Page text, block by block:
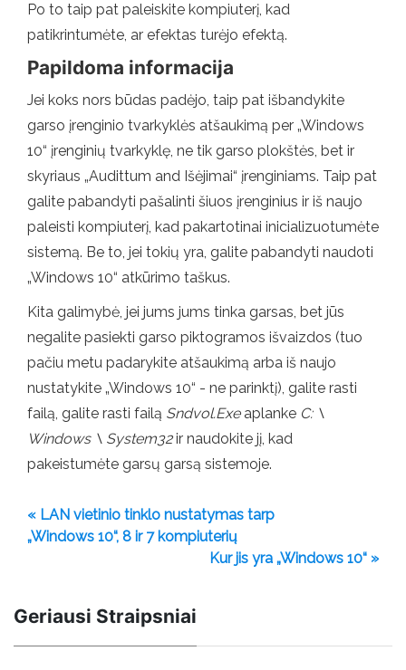
Po to taip pat paleiskite kompiuterį, kad
patikrintumėte, ar efektas turėjo efektą.
Papildoma informacija
Jei koks nors būdas padėjo, taip pat išbandykite
garso įrenginio tvarkyklės atšaukimą per „Windows
10“ įrenginių tvarkyklę, ne tik garso plokštės, bet ir
skyriaus „Audittum and Išėjimai“ įrenginiams. Taip pat
galite pabandyti pašalinti šiuos įrenginius ir iš naujo
paleisti kompiuterį, kad pakartotinai inicializuotumėte
sistemą. Be to, jei tokių yra, galite pabandyti naudoti
„Windows 10“ atkūrimo taškus.
Kita galimybė, jei jums jums tinka garsas, bet jūs
negalite pasiekti garso piktogramos išvaizdos (tuo
pačiu metu padarykite atšaukimą arba iš naujo
nustatykite „Windows 10“ - ne parinktį), galite rasti
failą, galite rasti failą Sndvol.Exeaplanke C: \
Windows \ System32ir naudokite jį, kad
pakeistumėte garsų garsą sistemoje.
« LAN vietinio tinklo nustatymas tarp
„Windows 10“, 8 ir 7 kompiuterių
Kur jis yra „Windows 10“ »
Geriausi Straipsniai